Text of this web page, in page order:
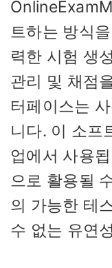
트하는 방식
력한 시험 생
관리 및 채점
터페이스는
니다. 이 소프
업에서 사용
으로 활용될
의 가능한 테
수 없는 유연